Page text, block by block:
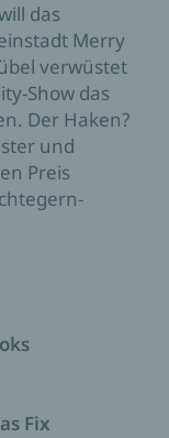
das
Merry
verwüstet
Show das
Der Haken?
und
Preis
auf. Jedes
sind,
von
Fix